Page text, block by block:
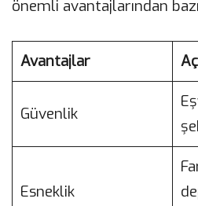
önemli avantajlarından
Avantajlar
Güvenlik
Esneklik